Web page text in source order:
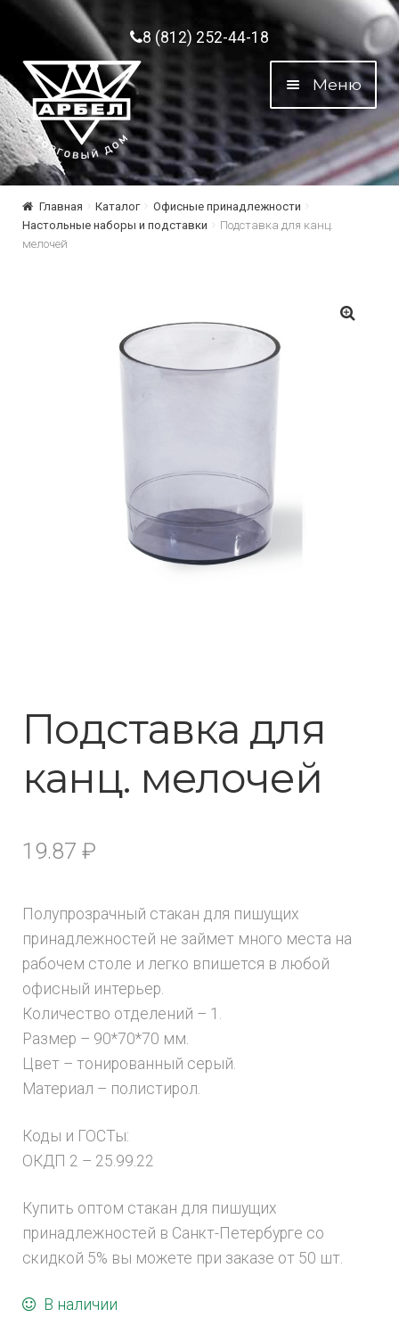
Перейти к навигации
Перейти к содержимому8 (812) 252-44-18
Меню
Главная Каталог
Офисные принадлежности
Настольные наборы и подставки
Подставка для канц.
мелочей
Подставка для
канц. мелочей
19.87 ₽
Полупрозрачный стакан для пишущих
принадлежностей не займет много места на
рабочем столе и легко впишется в любой
офисный интерьер.
Количество отделений – 1.
Размер – 90*70*70 мм.
Цвет – тонированный серый.
Материал – полистирол.
Коды и ГОСТы:
ОКДП 2 – 25.99.22
Купить оптом стакан для пишущих
принадлежностей в Санкт-Петербурге со
скидкой 5% вы можете при заказе от 50 шт.
В наличии